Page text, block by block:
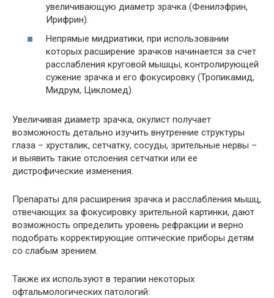
увеличивающую диаметр зрачка (Фенилэфрин,
Ирифрин).
Непрямые мидриатики, при использовании
которых расширение зрачков начинается за счет
расслабления круговой мышцы, контролирующей
сужение зрачка и его фокусировку (Тропикамид,
Мидрум, Цикломед).
Увеличивая диаметр зрачка, окулист получает
возможность детально изучить внутренние структуры
глаза – хрусталик, сетчатку, сосуды, зрительные нервы –
и выявить такие отслоения сетчатки или ее
дистрофические изменения.
Препараты для расширения зрачка и расслабления мышц,
отвечающих за фокусировку зрительной картинки, дают
возможность определить уровень рефракции и верно
подобрать корректирующие оптические приборы детям
со слабым зрением.
Также их используют в терапии некоторых
офтальмологических патологий: